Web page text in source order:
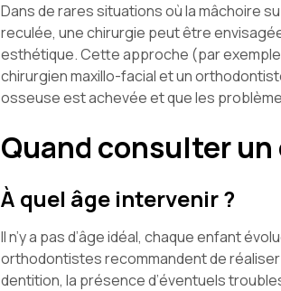
Dans de rares situations où la mâchoire
reculée, une chirurgie peut être
esthétique. Cette approche (par
chirurgien maxillo-facial et un
osseuse est achevée et que les
Quand consulter
À quel âge intervenir ?
Il n’y a pas d’âge idéal, chaque enfant
orthodontistes recommandent de
dentition, la présence d’éventuels